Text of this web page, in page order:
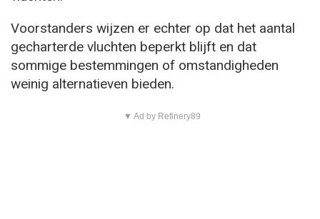
Voorstanders wijzen er echter op dat het aantal
gecharterde vluchten beperkt blijft en dat
sommige bestemmingen of omstandigheden
weinig alternatieven bieden.
▼ Ad by Refinery89